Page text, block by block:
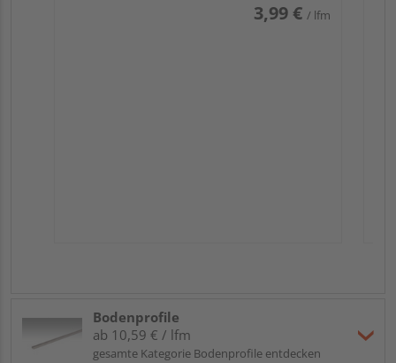
3,99 € / lfm
Bodenprofile
ab 10,59 € / lfm
gesamte Kategorie Bodenprofile entdecken